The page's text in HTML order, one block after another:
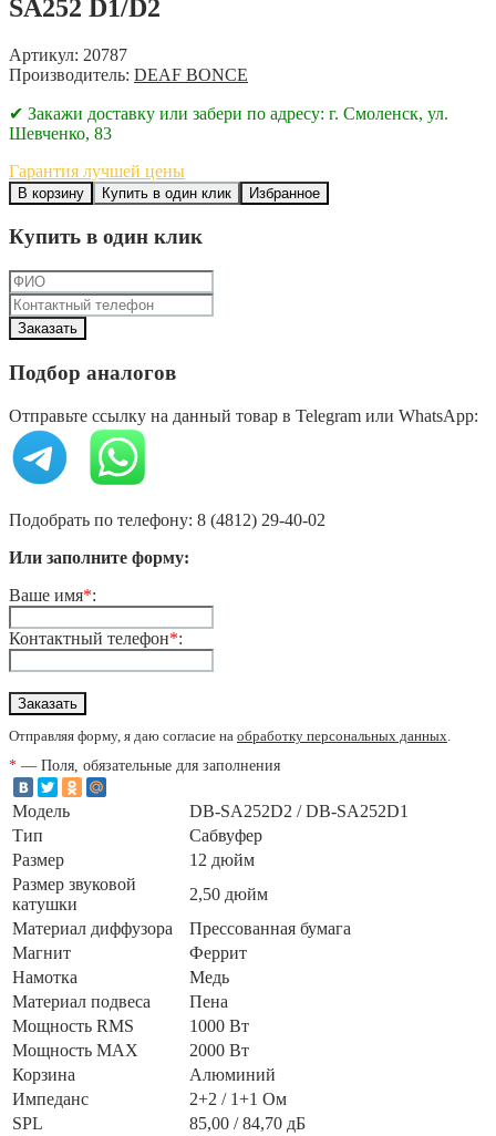
SA252 D1/D2
Артикул: 20787
Производитель: DEAF BONCE
✔ Закажи доставку или забери по адресу: г. Смоленск, ул.
Шевченко, 83
Гарантия лучшей цены
В корзину Купить в один клик Избранное
Купить в один клик
Подбор аналогов
Отправьте ссылку на данный товар в Telegram или WhatsApp:
Подобрать по телефону: 8 (4812) 29-40-02
Или заполните форму:
Ваше имя*:
Контактный телефон*:
Отправляя форму, я даю согласие на обработку персональных данных.
* — Поля, обязательные для заполнения
Модель
DB-SA252D2 / DB-SA252D1
Тип
Сабвуфер
Размер
12 дюйм
Размер звуковой
катушки
2,50 дюйм
Материал диффузора
Прессованная бумага
Магнит
Феррит
Намотка
Медь
Материал подвеса
Пена
Мощность RMS
1000 Вт
Мощность MAX
2000 Вт
Корзина
Алюминий
Импеданс
2+2 / 1+1 Ом
SPL
85,00 / 84,70 дБ